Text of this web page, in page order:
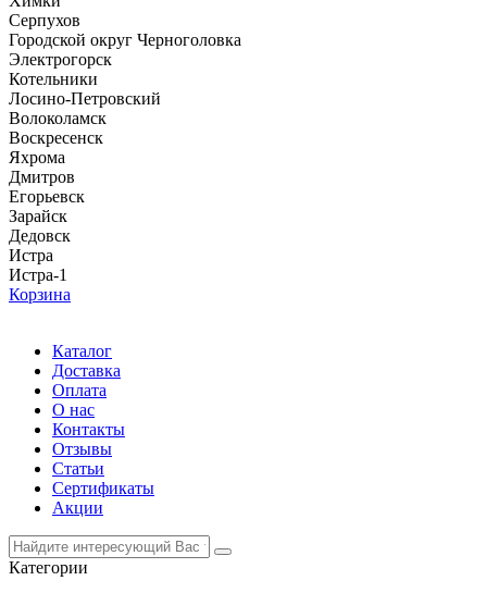
Серпухов
Городской округ Черноголовка
Электрогорск
Котельники
Лосино-Петровский
Волоколамск
Воскресенск
Яхрома
Дмитров
Егорьевск
Зарайск
Дедовск
Истра
Истра-1
Корзина
Каталог
Доставка
Оплата
О нас
Контакты
Отзывы
Статьи
Сертификаты
Акции
Категории